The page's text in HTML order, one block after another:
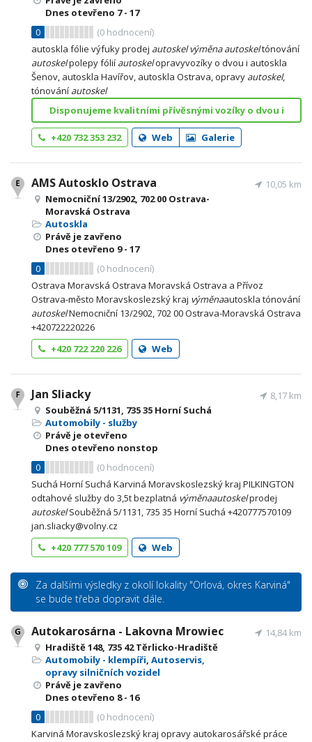
Dnes otevřeno 7 - 17
0
(0 hodnocení)
autoskla fólie výfuky prodej autoskel výměna autoskeltónování
autoskelpolepy fólií autoskelopravyvozíky o dvou i autoskla
Šenov, autoskla Havířov, autoskla Ostrava, opravy autoskel,
tónování autoskel
Disponujeme kvalitními přívěsnými vozíky o dvou i
+420 732 353 232 Web Galerie
AMS Autosklo Ostrava
Nemocniční 13/2902, 702 00 Ostrava-
Moravská Ostrava
Autoskla
Právě je zavřeno
Dnes otevřeno 9 - 17
0
(0 hodnocení)
10,05 km
Ostrava Moravská Ostrava Moravská Ostrava a Přívoz
Ostrava-město Moravskoslezský kraj výměnaautoskla tónování
autoskelNemocniční 13/2902, 702 00 Ostrava-Moravská Ostrava
+420722220226
+420 722 220 226
Web
Jan Sliacky
Souběžná 5/1131, 735 35 Horní Suchá
Automobily - služby
Právě je otevřeno
Dnes otevřeno nonstop
0
(0 hodnocení)
8,17 km
Suchá Horní Suchá Karviná Moravskoslezský kraj PILKINGTON
odtahové služby do 3,5t bezplatná výměnaautoskelprodej
autoskelSouběžná 5/1131, 735 35 Horní Suchá +420777570109
jan.sliacky@volny.cz
+420 777 570 109
Web
Za dalšími výsledky z okolí lokality "Orlová, okres Karviná"
se bude třeba dopravit dále.
Autokarosárna - Lakovna Mrowiec
Hradiště 148, 735 42 Těrlicko-Hradiště
Automobily - klempíři, Autoservis,
opravy silničních vozidel
Právě je zavřeno
Dnes otevřeno 8 - 16
0
(0 hodnocení)
14,84 km
Karviná Moravskoslezský kraj opravy autokarosářské práce